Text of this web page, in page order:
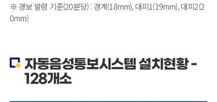
※ 경보 발령 기준(20분당) : 경계(18mm), 대피1(19mm), 대피2(2
0mm)
자동음성통보시스템 설치현황 -
128개소